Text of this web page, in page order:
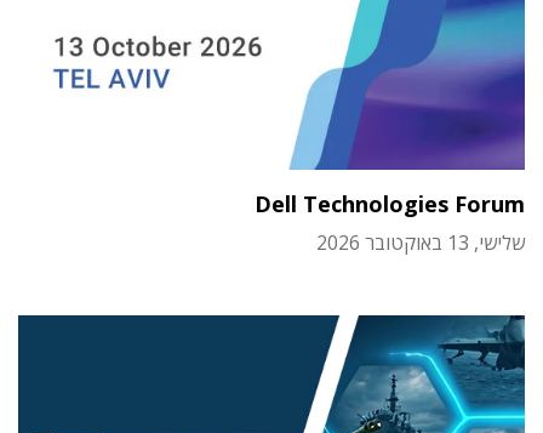
Dell Technologies Forum
שלישי, 13 באוקטובר 2026